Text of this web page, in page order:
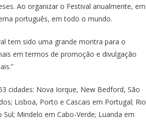
Ao organizar o Festival anualmente, em
português, em todo o mundo.
tem sido uma grande montra para o
em termos de promoção e divulgação
cidades: Nova Iorque, New Bedford, São
Lisboa, Porto e Cascais em Portugal; Rio
Mindelo em Cabo-Verde; Luanda em